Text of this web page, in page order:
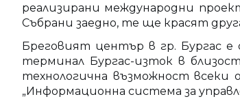
реализирани международни
Събрани заедно, те ще красят
Бреговият център в гр. Бургас
терминал Бургас-изток в
технологична възможност
„Информационна система за